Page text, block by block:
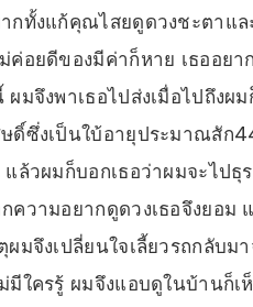
กทั้งแก้คุณไสยดูดวงชะตาแล
ค่อยดีของมีค่าก็หาย เธออย
มจึงพาเธอไปส่งเมื่อไปถึง
ดิ์ซึ่งเป็นใบ้อายุประมาณสัก
ล้วผมก็บอกเธอว่าผมจะไปธุ
ความอยากดูดวงเธอจึงยอ
ผมจึงเปลี่ยนใจเลี้ยวรถกลับ
มีใครรู้ ผมจึงแอบดูในบ้านก็